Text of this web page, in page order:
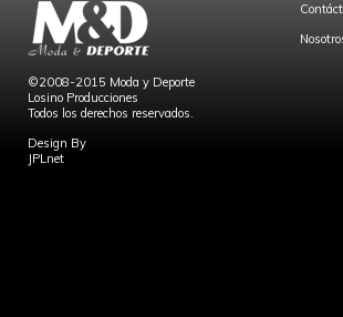
©2008-2015 Moda y Deporte
Losino Producciones
Todos los derechos reservados.
Design By
JPLnet